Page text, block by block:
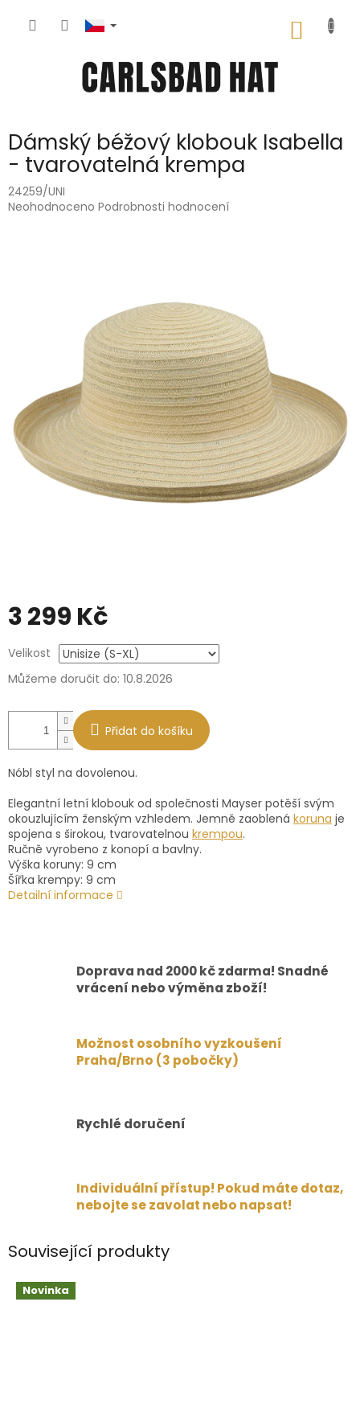
Dámský béžový klobouk Isabella
- tvarovatelná krempa
24259/UNI
Průměrné
Neohodnoceno Podrobnosti hodnocení
3 299 Kč
cena:
Velikost
Můžeme doručit do: 10.8.2026
Přidat do košíku
Nóbl styl na dovolenou.
Elegantní letní klobouk od společnosti Mayser potěší svým
okouzlujícím ženským vzhledem. Jemně zaoblená koruna je
spojena s širokou, tvarovatelnou krempou.
Ručně vyrobeno z konopí a bavlny.
Výška koruny: 9 cm
Šířka krempy: 9 cm
Detailní informace
Doprava nad 2000 kč zdarma! Snadné
vrácení nebo výměna zboží!
Možnost osobního vyzkoušení
Praha/Brno (3 pobočky)
Rychlé doručení
Individuální přístup! Pokud máte dotaz,
nebojte se zavolat nebo napsat!
Související produkty
Novinka